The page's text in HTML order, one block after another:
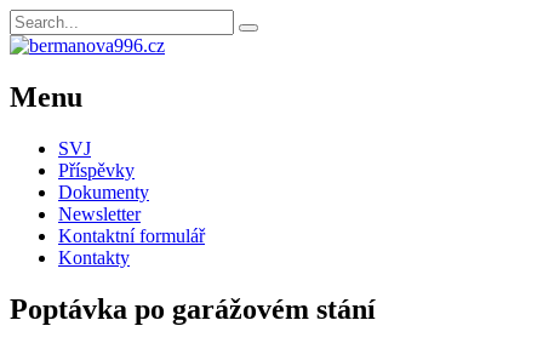
Menu
SVJ
Příspěvky
Dokumenty
Newsletter
Kontaktní formulář
Kontakty
Poptávka po garážovém stání